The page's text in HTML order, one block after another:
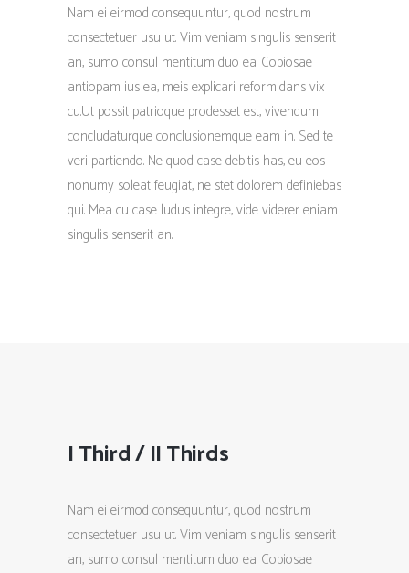
Nam ei eirmod consequuntur, quod nostrum
consectetuer usu ut. Vim veniam singulis senserit
an, sumo consul mentitum duo ea. Copiosae
antiopam ius ea, meis explicari reformidans vix
cu.Ut possit patrioque prodesset est, vivendum
concludaturque conclusionemque eam in. Sed te
veri partiendo. Ne quod case debitis has, eu eos
nonumy soleat feugiat, ne stet dolorem definiebas
qui. Mea cu case ludus integre, vide viderer eniam
singulis senserit an.
I Third / II Thirds
Nam ei eirmod consequuntur, quod nostrum
consectetuer usu ut. Vim veniam singulis senserit
an, sumo consul mentitum duo ea. Copiosae